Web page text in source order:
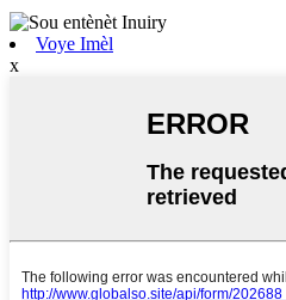
Voye Imèl
x